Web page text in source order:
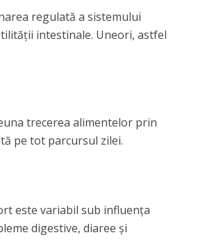
regulată a sistemului
intestinale. Uneori, astfel
trecerea alimentelor prin
pe tot parcursul zilei.
este variabil sub influența
digestive, diaree și